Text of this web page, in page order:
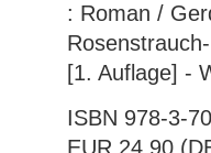
: Roman /
[1. Auflage] -
ISBN 978-3-
EUR 24.90